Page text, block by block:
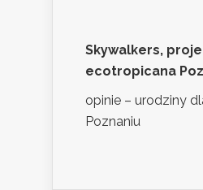
Skywalkers,
ecotropicana
opinie – urodziny
Poznaniu